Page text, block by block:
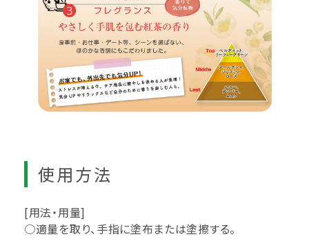
使用方法
[用法・用量]
○適量を取り、手指に塗布または塗擦する。